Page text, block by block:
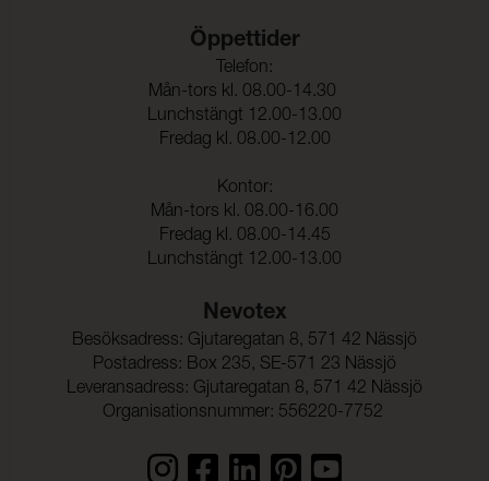
Öppettider
Telefon:
Mån-tors kl. 08.00-14.30
Lunchstängt 12.00-13.00
Fredag kl. 08.00-12.00
Kontor:
Mån-tors kl. 08.00-16.00
Fredag kl. 08.00-14.45
Lunchstängt 12.00-13.00
Nevotex
Besöksadress: Gjutaregatan 8, 571 42 Nässjö
Postadress: Box 235, SE-571 23 Nässjö
Leveransadress: Gjutaregatan 8, 571 42 Nässjö
Organisationsnummer: 556220-7752